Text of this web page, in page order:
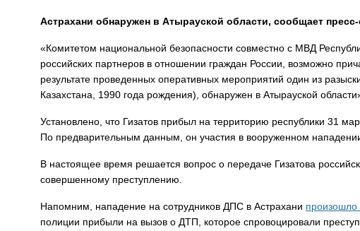
Астрахани обнаружен в Атырауской области, сообщает
«Комитетом национальной безопасности совместно с МВД
российских партнеров в отношении граждан России, возможно
результате проведенных оперативных мероприятий один из
Казахстана, 1990 года рождения), обнаружен в Атырауской
Установлено, что Гизатов прибыл на территорию республики 31
По предварительным данным, он участия в вооруженном
В настоящее время решается вопрос о передаче Гизатова
совершенному преступлению.
Напомним, нападение на сотрудников ДПС в Астрахани произошло
полиции прибыли на вызов о ДТП, которое спровоцировали